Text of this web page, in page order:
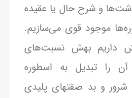
و شرح حال یا عقیده
موجود قوی می‌سازیم.
داریم بهش نسبت‌های
را تبدیل به اسطوره
و بد صقتهای پلیدی